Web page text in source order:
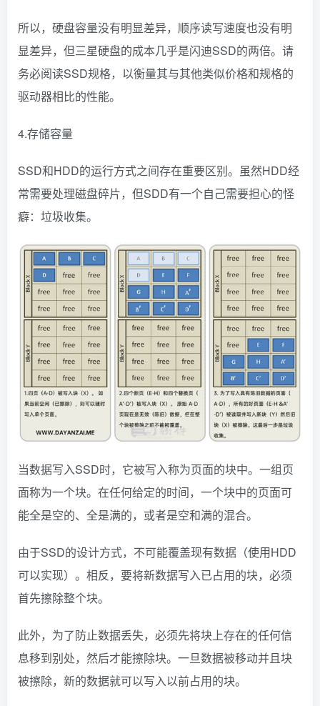
所以，硬盘容量没有明显差异，顺序读写速度也没有明
显差异，但三星硬盘的成本几乎是闪迪SSD的两倍。请
务必阅读SSD规格，以衡量其与其他类似价格和规格的
驱动器相比的性能。
4.存储容量
SSD和HDD的运行方式之间存在重要区别。虽然HDD经
常需要处理磁盘碎片，但SDD有一个自己需要担心的怪
癖：垃圾收集。
当数据写入SSD时，它被写入称为页面的块中。一组页
面称为一个块。在任何给定的时间，一个块中的页面可
能全是空的、全是满的，或者是空和满的混合。
由于SSD的设计方式，不可能覆盖现有数据（使用HDD
可以实现）。相反，要将新数据写入已占用的块，必须
首先擦除整个块。
此外，为了防止数据丢失，必须先将块上存在的任何信
息移到别处，然后才能擦除块。一旦数据被移动并且块
被擦除，新的数据就可以写入以前占用的块。